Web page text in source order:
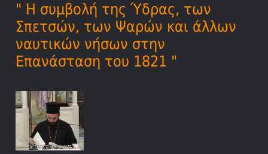
" Η συμβολή της Ύδρας, των
Σπετσών, των Ψαρών και άλλων
ναυτικών νήσων στην
Επανάσταση του 1821 "